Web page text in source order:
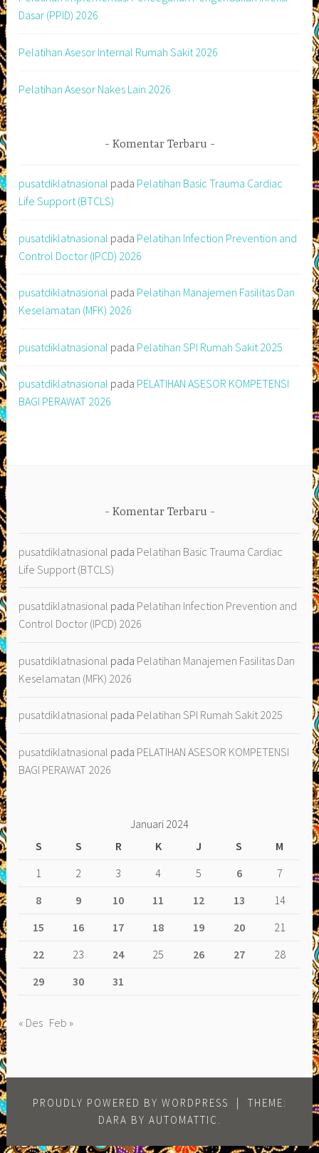
Dasar (PPID) 2026
Pelatihan Asesor Internal Rumah Sakit 2026
Pelatihan Asesor Nakes Lain 2026
Komentar Terbaru
pusatdiklatnasional pada Pelatihan Basic Trauma Cardiac
Life Support (BTCLS)
pusatdiklatnasional pada Pelatihan Infection Prevention and
Control Doctor (IPCD) 2026
pusatdiklatnasional pada Pelatihan Manajemen Fasilitas Dan
Keselamatan (MFK) 2026
pusatdiklatnasional pada Pelatihan SPI Rumah Sakit 2025
pusatdiklatnasional pada PELATIHAN ASESOR KOMPETENSI
BAGI PERAWAT 2026
Komentar Terbaru
pusatdiklatnasional pada Pelatihan Basic Trauma Cardiac
Life Support (BTCLS)
pusatdiklatnasional pada Pelatihan Infection Prevention and
Control Doctor (IPCD) 2026
pusatdiklatnasional pada Pelatihan Manajemen Fasilitas Dan
Keselamatan (MFK) 2026
pusatdiklatnasional pada Pelatihan SPI Rumah Sakit 2025
pusatdiklatnasional pada PELATIHAN ASESOR KOMPETENSI
BAGI PERAWAT 2026
Januari 2024
S
S R K J S
M
1
2 3 4 5 6
7
8
9 10 11 12 13
14
15
16 17 18 19 20
21
22
23 24 25 26 27
28
29
30 31
« Des Feb »
PROUDLY POWERED BY WORDPRESS |
THEME:
DARA BY AUTOMATTIC